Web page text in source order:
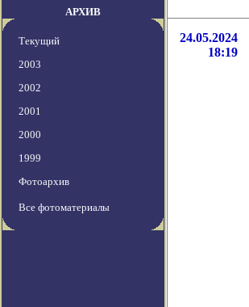
АРХИВ
Текущий
2003
2002
2001
2000
1999
Фотоархив
Все фотоматериалы
24.05.2024
18:19